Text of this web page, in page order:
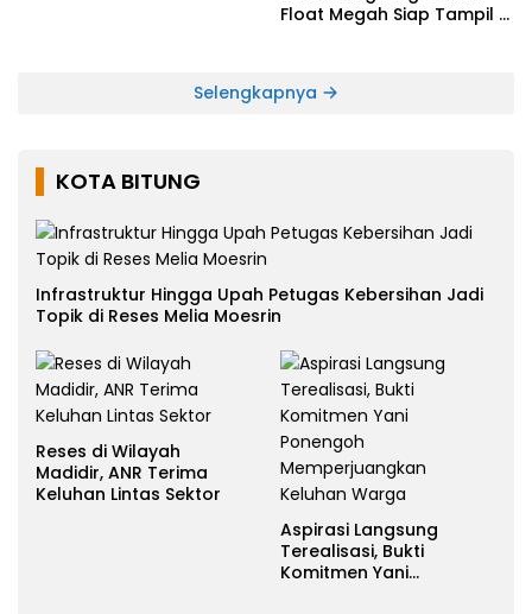
Float Megah Siap Tampil di
Selengkapnya
KOTA BITUNG
Infrastruktur Hingga Upah Petugas Kebersihan Jadi
Topik di Reses Melia Moesrin
Reses di Wilayah
Madidir, ANR Terima
Keluhan Lintas Sektor
Aspirasi Langsung
Terealisasi, Bukti
Komitmen Yani